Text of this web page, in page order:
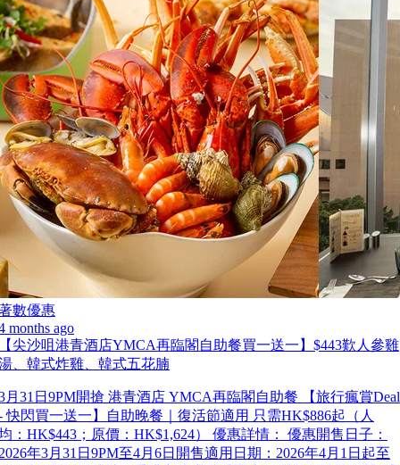
數優惠
months ago
尖沙咀港青酒店YMCA再臨閣自助餐買一送一】$443歎人參雞
、韓式炸雞、韓式五花腩
月31日9PM開搶 港青酒店 YMCA再臨閣自助餐 【旅行瘋賞Deal
快閃買一送一】自助晚餐｜復活節適用 只需HK$886起（人
：HK$443；原價：HK$1,624） 優惠詳情： 優惠開售日子：
年3月31日9PM至4月6日開售適用日期：2026年4月1日起至